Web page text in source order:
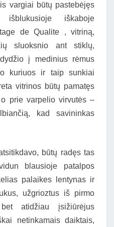
vargiai būtų pastebėjęs
išblukusioje iškaboje
de Qualite , vitriną,
sluoksnio ant stiklų,
į medinius rėmus
kuriuos ir taip sunkiai
vitrinos būtų pamatęs
prie varpelio virvutės –
kad savininkas
būtų radęs tas
blausioje patalpos
palaikes lentynas ir
užgrioztus iš pirmo
atidžiau įsižiūrėjus
netinkamais daiktais,